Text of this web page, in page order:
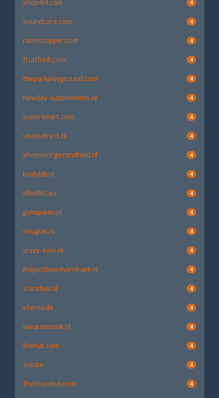
shop4nl.com 4
soundcore.com 4
nanostopper.com 4
fruitfunk.com 4
theparkplayground.com 4
newday-supplements.nl 4
supersmart.com 4
visiondirect.nl 4
shopvoorgezondheid.nl 4
bodylab.nl 4
slimdiet.eu 4
gymqueen.nl 4
douglas.nl 4
crazy-toys.nl 4
ilsejacobsenhornbaek.nl 4
shirtdeal.nl 4
eterna.de 4
vanarendonk.nl 4
thehut.com 4
zeb.be 4
thefounded.com 4